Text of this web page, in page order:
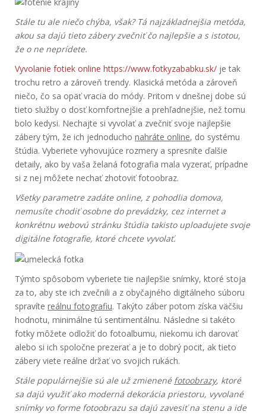
Stále tu ale niečo chýba, však? Tá najzákladnejšia metóda,
akou sa dajú tieto zábery zvečniť čo najlepšie a s istotou,
že o ne neprídete.
Vyvolanie fotiek online https://www.fotkyzababku.sk/ je tak
trochu retro a zároveň trendy. Klasická metóda a zároveň
niečo, čo sa opäť vracia do módy. Pritom v dnešnej dobe sú
tieto služby o dosť komfortnejšie a prehľadnejšie, než tomu
bolo kedysi. Nechajte si vyvolať a zvečniť svoje najlepšie
zábery tým, že ich jednoducho nahráte online, do systému
štúdia. Vyberiete vyhovujúce rozmery a spresníte ďalšie
detaily, ako by vaša želaná fotografia mala vyzerať, prípadne
si z nej môžete nechať zhotoviť fotoobraz.
Všetky parametre zadáte online, z pohodlia domova,
nemusíte chodiť osobne do prevádzky, cez internet a
konkrétnu webovú stránku štúdia takisto uploadujete svoje
digitálne fotografie, ktoré chcete vyvolať.
Týmto spôsobom vyberiete tie najlepšie snímky, ktoré stoja
za to, aby ste ich zvečnili a z obyčajného digitálneho súboru
spravíte reálnu fotografiu. Takýto záber potom získa väčšiu
hodnotu, minimálne tú sentimentálnu. Následne si takéto
fotky môžete odložiť do fotoalbumu, niekomu ich darovať
alebo si ich spoločne prezerať a je to dobrý pocit, ak tieto
zábery viete reálne držať vo svojich rukách.
Stále populárnejšie sú ale už zmienené fotoobrazy, ktoré
sa dajú využiť ako moderná dekorácia priestoru, vyvolané
snímky vo forme fotoobrazu sa dajú zavesiť na stenu a ide